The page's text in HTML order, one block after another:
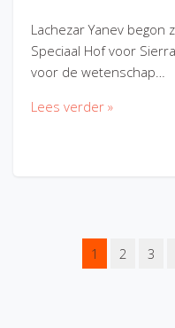
Lachezar Yanev
Speciaal Hof voor
voor de wetenschap…
Lees verder »
1 2 3